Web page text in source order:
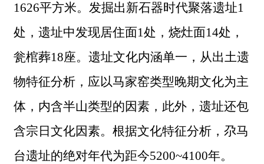
1626平方米。发掘出新石器时代聚落遗址1
处，遗址中发现居住面1处，烧灶面14处，
瓮棺葬18座。遗址文化内涵单一，从出土遗
物特征分析，应以马家窑类型晚期文化为主
体，内含半山类型的因素，此外，遗址还包
含宗日文化因素。根据文化特征分析，尕马
台遗址的绝对年代为距今5200~4100年。